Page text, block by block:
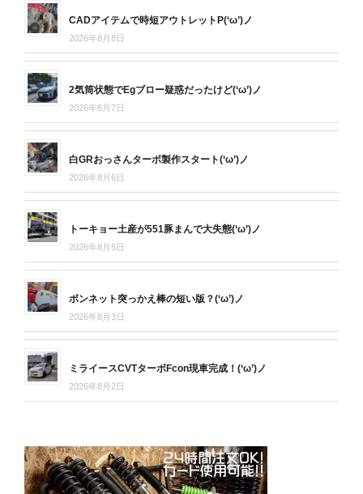
CADアイテムで時短アウトレットP(‘ω’)ノ
2026年8月8日
2気筒状態でEgブロー疑惑だったけど(‘ω’)ノ
2026年8月7日
白GRおっさんターボ製作スタート(‘ω’)ノ
2026年8月6日
トーキョー土産が551豚まんで大失態(‘ω’)ノ
2026年8月5日
ボンネット突っかえ棒の短い版？(‘ω’)ノ
2026年8月3日
ミライースCVTターボFcon現車完成！(‘ω’)ノ
2026年8月2日